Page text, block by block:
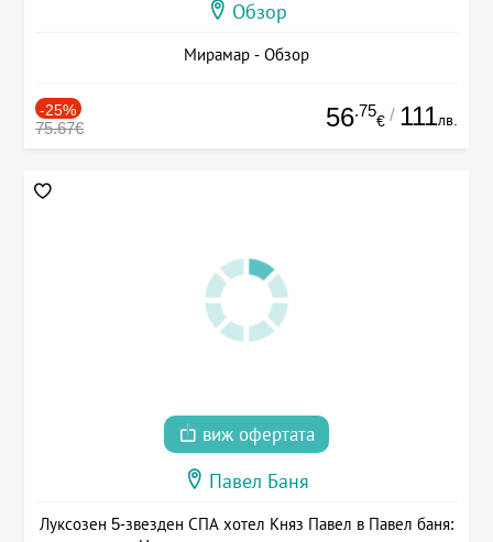
Обзор
Мирамар - Обзор
-25%
75.67€ 56.75
€ / 111лв.
виж офертата
Павел Баня
Луксозен 5-звезден СПА хотел Княз Павел в Павел баня: